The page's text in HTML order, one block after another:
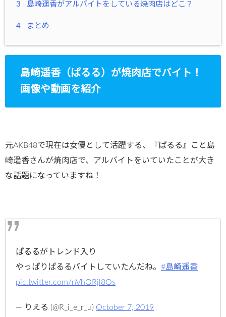
3 島崎遥香がアルバイトをしている焼肉店はどこ？
4 まとめ
島崎遥香（ぱるる）が焼肉店でバイト！
画像や動画を紹介
元AKB48で現在は女優として活躍する、『ぱるる』こと島
崎遥香さんが焼肉店で、アルバイトをいていたことが大き
な話題になっていますね！
ぱるるがトレンド入り
やっぱりぱるるバイトしていたんだね。 #島崎遥香
pic.twitter.com/nVhORjl8Os
— りえる (@R_i_e_r_u) October 7, 2019